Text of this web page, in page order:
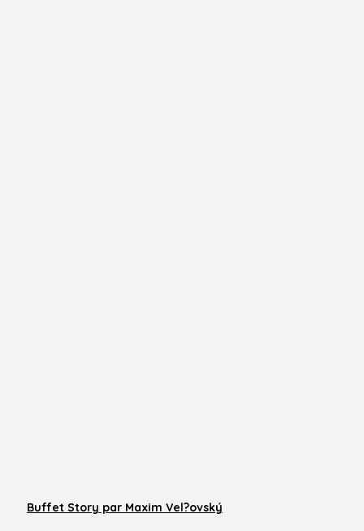
Buffet Story par Maxim Vel?ovský